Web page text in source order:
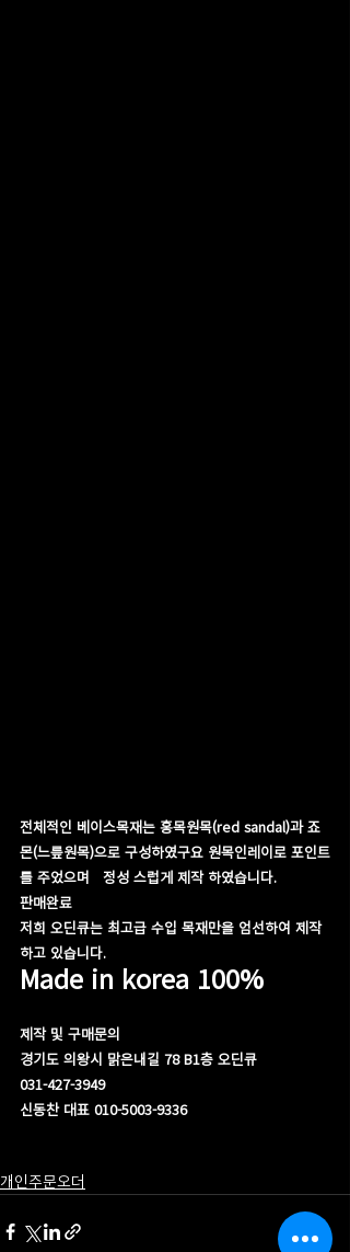
전체적인 베이스목재는 홍목원목(red sandal)과 죠
몬(느릎원목)으로 구성하였구요 원목인레이로 포인트
를 주었으며   정성 스럽게 제작 하였습니다.
판매완료
저희 오딘큐는 최고급 수입 목재만을 엄선하여 제작
하고 있습니다.
​Made in korea 100%
제작 및 구매문의
경기도 의왕시 맑은내길 78 B1층 오딘큐
031-427-3949
신동찬 대표 010-5003-9336
개인주문오더